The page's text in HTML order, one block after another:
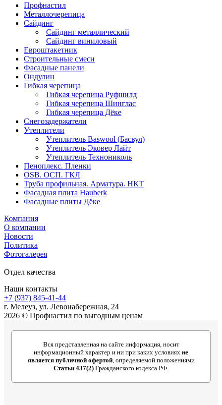
Профнастил
Металлочерепица
Сайдинг
Сайдинг металлический
Сайдинг виниловый
Евроштакетник
Строительные смеси
Фасадные панели
Ондулин
Гибкая черепица
Гибкая черепица Руфшилд
Гибкая черепица Шинглас
Гибкая черепица Дёке
Снегозадержатели
Утеплители
Утеплитель Baswool (Басвул)
Утеплитель Эковер Лайт
Утеплитель Технониколь
Пеноплекс. Пленки
OSB. ОСП. ГКЛ
Труба профильная. Арматура. НКТ
Фасадная плита Hauberk
Фасадные плиты Дёке
Компания
О компании
Новости
Политика
Фотогалерея
Отдел качества
Наши контакты
+7 (937) 845-41-44
г. Мелеуз, ул. Левонабережная, 24
2026 © Профнастил по выгодным ценам
Вся представленная на сайте информация, носит
информационный характер и ни при каких условиях не
является публичной офертой, определяемой положениями
Статьи 437(2) Гражданского кодекса РФ.